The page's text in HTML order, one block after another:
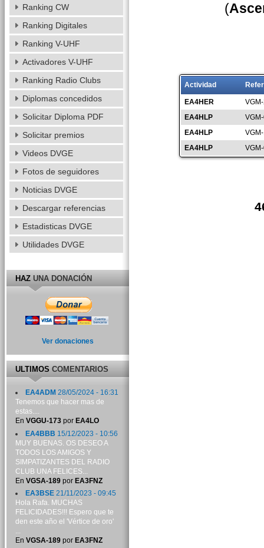
(
Actividad
EA4HER
EA4HLP
EA4HLP
EA4HLP
Ranking CW
Ranking Digitales
Ranking V-UHF
Activadores V-UHF
Ranking Radio Clubs
Diplomas concedidos
Solicitar Diploma PDF
Solicitar premios
Videos DVGE
Fotos de seguidores
Noticias DVGE
Descargar referencias
Estadisticas DVGE
Utilidades DVGE
HAZUNA DONACIÓN
Ver donaciones
ULTIMOSCOMENTARIOS
EA4ADM 28/05/2024 - 16:31
Tenemos que hacer mas de
estas....
En VGGU-173por EA4LO
EA4BBB 15/12/2023 - 10:56
MUY BUENAS. OS DESEO A
TODOS LOS AMIGOS Y
SIMPATIZANTES DEL RADIO
CLUB UNA FELICES...
En VGSA-189por EA3FNZ
EA3BSE21/11/2023 - 09:45
Hola Rafa. MUCHAS
FELICIDADES!!! Espero que te
den este año el 'Vértice de oro'
...
En VGSA-189por EA3FNZ